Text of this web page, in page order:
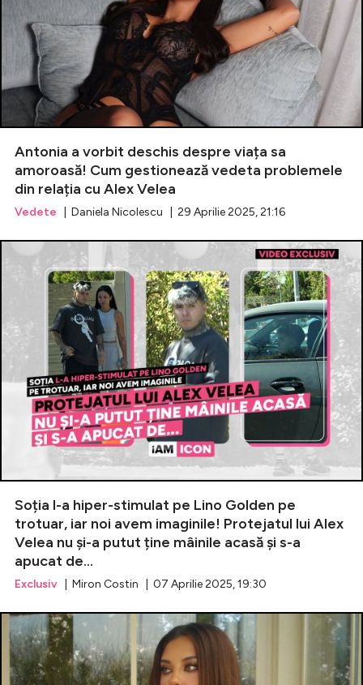
Antonia a vorbit deschis despre viața sa
amoroasă! Cum gestionează vedeta problemele
din relația cu Alex Velea
Vedete | Daniela Nicolescu | 29 Aprilie 2025, 21:16
Soția l-a hiper-stimulat pe Lino Golden pe
trotuar, iar noi avem imaginile! Protejatul lui Alex
Velea nu și-a putut ține mâinile acasă și s-a
apucat de...
Exclusiv | Miron Costin | 07 Aprilie 2025, 19:30